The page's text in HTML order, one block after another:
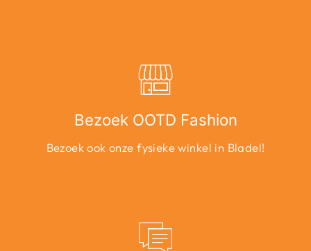
Bezoek OOTD Fashion
Bezoek ook onze fysieke winkel in Bladel!